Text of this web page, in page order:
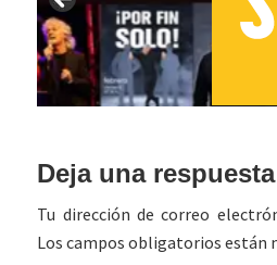
Interacciones
con
los
Deja una respuesta
Tu dirección de correo
Los campos obligatorios están